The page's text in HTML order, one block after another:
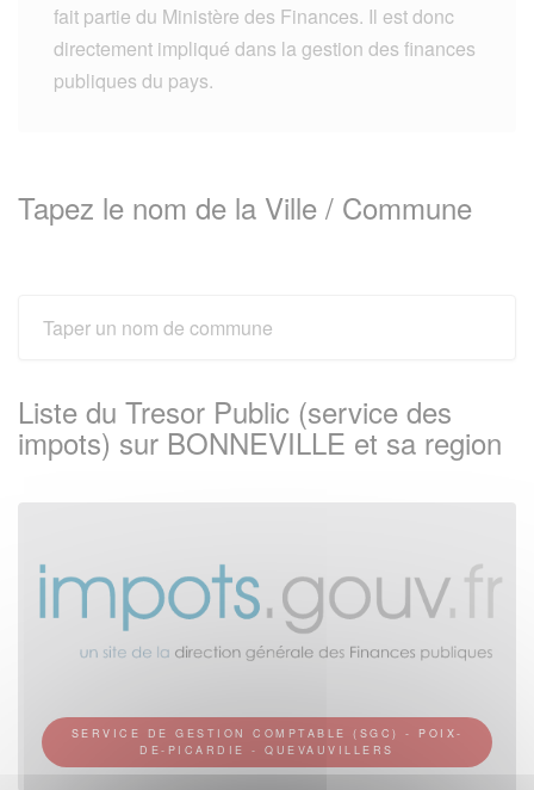
fait partie du Ministère des Finances. Il est donc
directement impliqué dans la gestion des finances
publiques du pays.
Tapez le nom de la Ville / Commune
Liste du Tresor Public (service des
impots) sur BONNEVILLE et sa region
SERVICE DE GESTION COMPTABLE (SGC) - POIX-
DE-PICARDIE - QUEVAUVILLERS